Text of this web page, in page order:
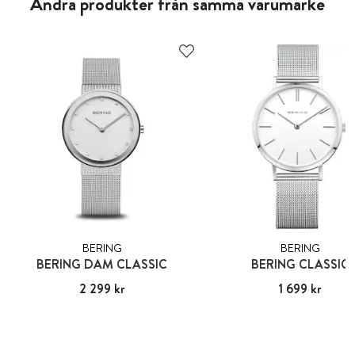
BERING
BERING DAM CLASSIC
Pris :2 299 kr
2 299 kr
BERING
BERING CLASSIC
Pris :1 699 kr
1 699 kr